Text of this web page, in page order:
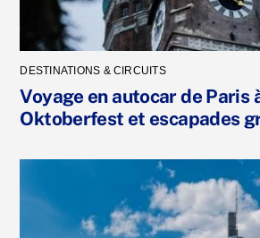
DESTINATIONS & CIRCUITS
Voyage en autocar de Paris
Oktoberfest et escapades